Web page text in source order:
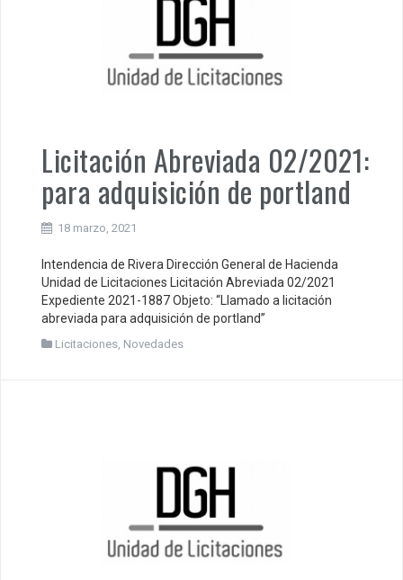
Licitación Abreviada 02/2021:
para adquisición de portland
18 marzo, 2021
Intendencia de Rivera Dirección General de Hacienda
Unidad de Licitaciones Licitación Abreviada 02/2021
Expediente 2021-1887 Objeto: “Llamado a licitación
abreviada para adquisición de portland”
Licitaciones, Novedades